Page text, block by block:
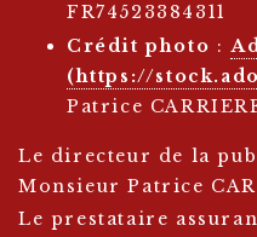
FR74523384311
Crédit photo :
(https://
Patrice
Le directeur de la
Monsieur Patrice
Le prestataire